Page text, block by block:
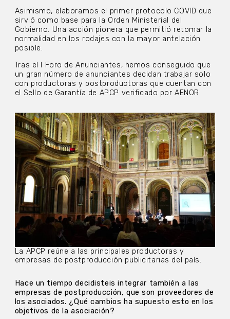
Asimismo, elaboramos el primer protocolo COVID que
sirvió como base para la Orden Ministerial del
Gobierno. Una acción pionera que permitió retomar la
normalidad en los rodajes con la mayor antelación
posible.
Tras el I Foro de Anunciantes, hemos conseguido que
un gran número de anunciantes decidan trabajar solo
con productoras y postproductoras que cuentan con
el Sello de Garantía de APCP verificado por AENOR.
La APCP reúne a las principales productoras y
empresas de postproducción publicitarias del país.
Hace un tiempo decidisteis integrar también a las
empresas de postproducción, que son proveedores de
los asociados. ¿Qué cambios ha supuesto esto en los
objetivos de la asociación?